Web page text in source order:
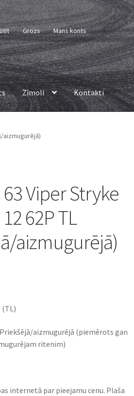
Grozs Mans konts
Zīmoli Kontakti
aizmugurējā)
Viper Stryke
62P TL
aizmugurējā)
(TL)
Priekšējā/aizmugurējā (piemērots gan
ritenim)
internetā par pieejamu cenu. Plaša